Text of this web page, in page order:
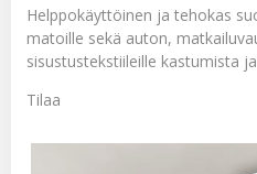
Helppokäyttöinen ja tehokas
matoille sekä auton,
sisustustekstiileille kastumista
Tilaa